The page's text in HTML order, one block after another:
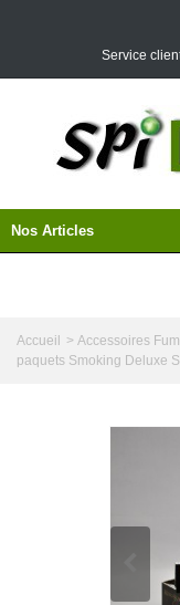
Service
Nos Articles
Accueil > Accessoires
paquets Smoking Deluxe